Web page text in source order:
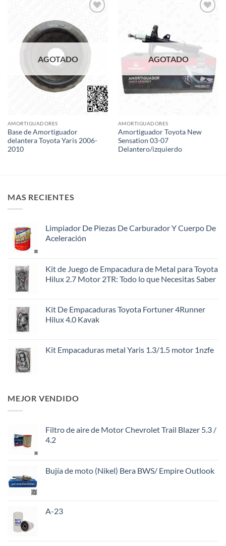
AGOTADO
AMORTIGUADORES
Base de Amortiguador
delantera Toyota Yaris 2006-
2010
AGOTADO
AMORTIGUADORES
Amortiguador Toyota New
Sensation 03-07
Delantero/izquierdo
MAS RECIENTES
Limpiador De Piezas De Carburador Y Cuerpo De
Aceleración
Kit de Juego de Empacadura de Metal para Toyota
Hilux 2.7 Motor 2TR: Todo lo que Necesitas Saber
Kit De Empacaduras Toyota Fortuner 4Runner
Hilux 4.0 Kavak
Kit Empacaduras metal Yaris 1.3/1.5 motor 1nzfe
MEJOR VENDIDO
Filtro de aire de Motor Chevrolet Trail Blazer 5.3 /
4.2
Bujía de moto (Nikel) Bera BWS/ Empire Outlook
A-23